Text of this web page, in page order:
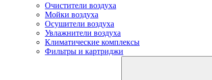
Очистители воздуха
Мойки воздуха
Осушители воздуха
Увлажнители воздуха
Климатические комплексы
Фильтры и картриджи